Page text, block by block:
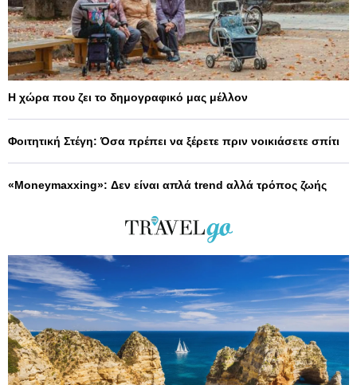
Η χώρα που ζει το δημογραφικό μας μέλλον
Φοιτητική Στέγη: Όσα πρέπει να ξέρετε πριν νοικιάσετε σπίτι
«Moneymaxxing»: Δεν είναι απλά trend αλλά τρόπος ζωής